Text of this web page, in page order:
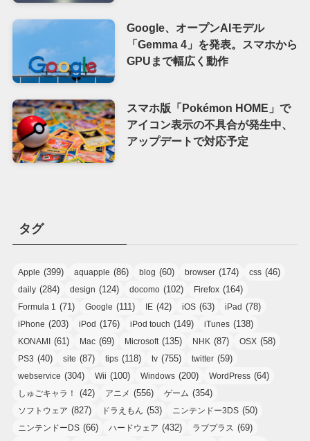
Google、オープンAIモデル
「Gemma 4」を発表。スマホから
GPUまで幅広く動作
スマホ版「Pokémon HOME」で
アイコン表示の不具合が発生中、
アップデートで対応予定
タグ
Apple (399) aquapple (86) blog (60) browser (174) css (46)
daily (284) design (124) docomo (102) Firefox (164)
Formula 1 (71) Google (111) IE (42) iOS (63) iPad (78)
iPhone (203) iPod (176) iPod touch (149) iTunes (138)
KONAMI (61) Mac (69) Microsoft(135) NHK (87) OSX (58)
PS3 (40) site (87) tips (118) tv (755) twitter (59)
webservice (304) Wii (100) Windows (200) WordPress (64)
しゅごキャラ！ (42) アニメ (556) ゲーム (354)
ソフトウェア (827) ドラえもん (53) ニンテンドー3DS (50)
ニンテンドーDS (66) ハードウェア (432) ラブプラス (69)